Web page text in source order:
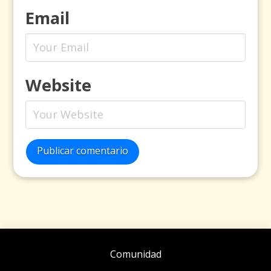
Email
Website
Publicar comentario
Comunidad